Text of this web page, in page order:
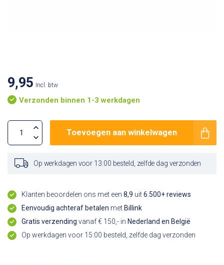
9,95 Incl. btw
Verzonden binnen 1-3 werkdagen
Toevoegen aan winkelwagen
Op werkdagen voor 13:00 besteld, zelfde dag verzonden
Klanten beoordelen ons met een 8,9 uit6.500+ reviews
Eenvoudig achteraf betalen met Billink
Gratis verzending vanaf € 150,- in Nederland en België
Op werkdagen voor 15:00 besteld, zelfde dag verzonden